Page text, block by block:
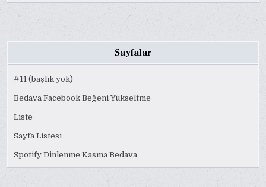
Sayfalar
#11 (başlık yok)
Bedava Facebook Beğeni Yükseltme
Liste
Sayfa Listesi
Spotify Dinlenme Kasma Bedava